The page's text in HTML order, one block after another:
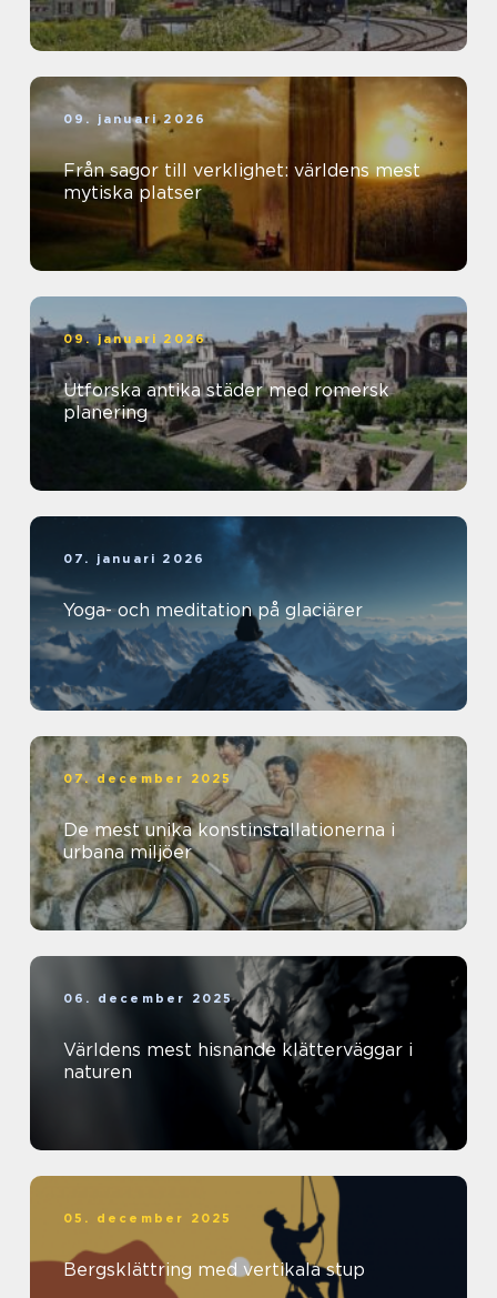
09. januari 2026
Från sagor till verklighet: världens mest
mytiska platser
09. januari 2026
Utforska antika städer med romersk
planering
07. januari 2026
Yoga- och meditation på glaciärer
07. december 2025
De mest unika konstinstallationerna i
urbana miljöer
06. december 2025
Världens mest hisnande klätterväggar i
naturen
05. december 2025
Bergsklättring med vertikala stup